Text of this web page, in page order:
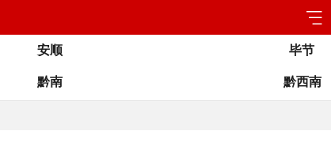
安顺 毕节
黔南 黔西南